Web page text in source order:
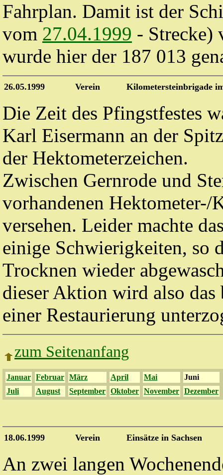
Fahrplan. Damit ist der
vom 27.04.1999 - Strecke)
wurde hier der 187 013
26.05.1999 Verein Kilometersteinbrigade
Die Zeit des Pfingstfestes
Karl Eisermann an der
der Hektometerzeichen.
Zwischen Gernrode und
vorhandenen
versehen. Leider machte
einige Schwierigkeiten, so
Trocknen wieder
dieser Aktion wird also
einer Restaurierung
zum Seitenanfang
Januar Februar März April Mai
Juni
Juli
August September Oktober November Dezember
18.06.1999 Verein Einsätze in Sachsen
An zwei langen